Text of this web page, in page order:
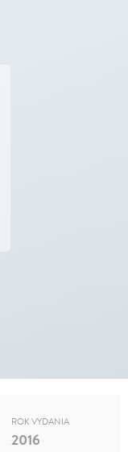
ROK VYDANIA
2016